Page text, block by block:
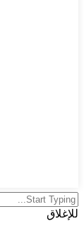
للإغلاق